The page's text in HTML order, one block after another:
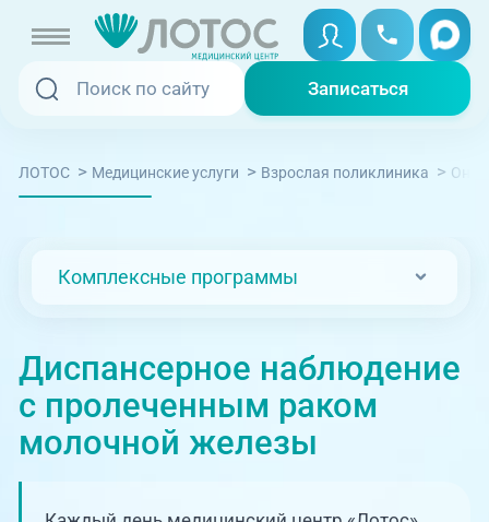
Записаться
Записаться
Услуги и цены
Отзывы
Адреса клиник
Записаться онлайн
Вызвать скорую
Медицина на дому
Телемедицина
ЛОТОС > Медицинские услуги > Взрослая поликлиника >
Комплексные программы
Диспансерное наблюдение
с пролеченным раком
молочной железы